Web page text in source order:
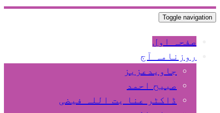
Toggle navigation
صفحہ اول
روزنامہ آج
جاویدعزیز
صبیح احمد
ڈاکٹر عنا یت اللہ فیضی